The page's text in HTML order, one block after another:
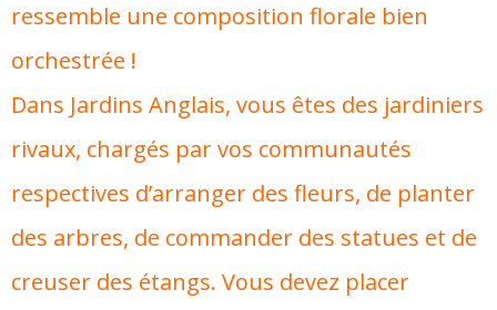
ressemble une composition florale bien
orchestrée !
Dans Jardins Anglais, vous êtes des jardiniers
rivaux, chargés par vos communautés
respectives d’arranger des fleurs, de planter
des arbres, de commander des statues et de
creuser des étangs. Vous devez placer